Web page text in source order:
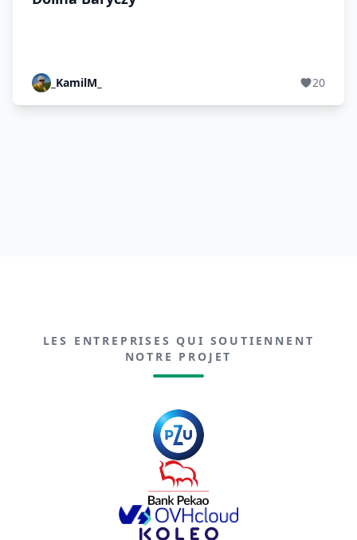
_KamilM_ 20
LES ENTREPRISES QUI SOUTIENNENT
NOTRE PROJET